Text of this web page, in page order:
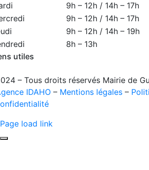
9h – 12h / 14h – 17h
9h – 12h / 14h – 17h
9h – 12h / 14h – 19h
8h – 13h
utiles
– Tous droits réservés Mairie de
IDAHO – Mentions légales –
Page load link